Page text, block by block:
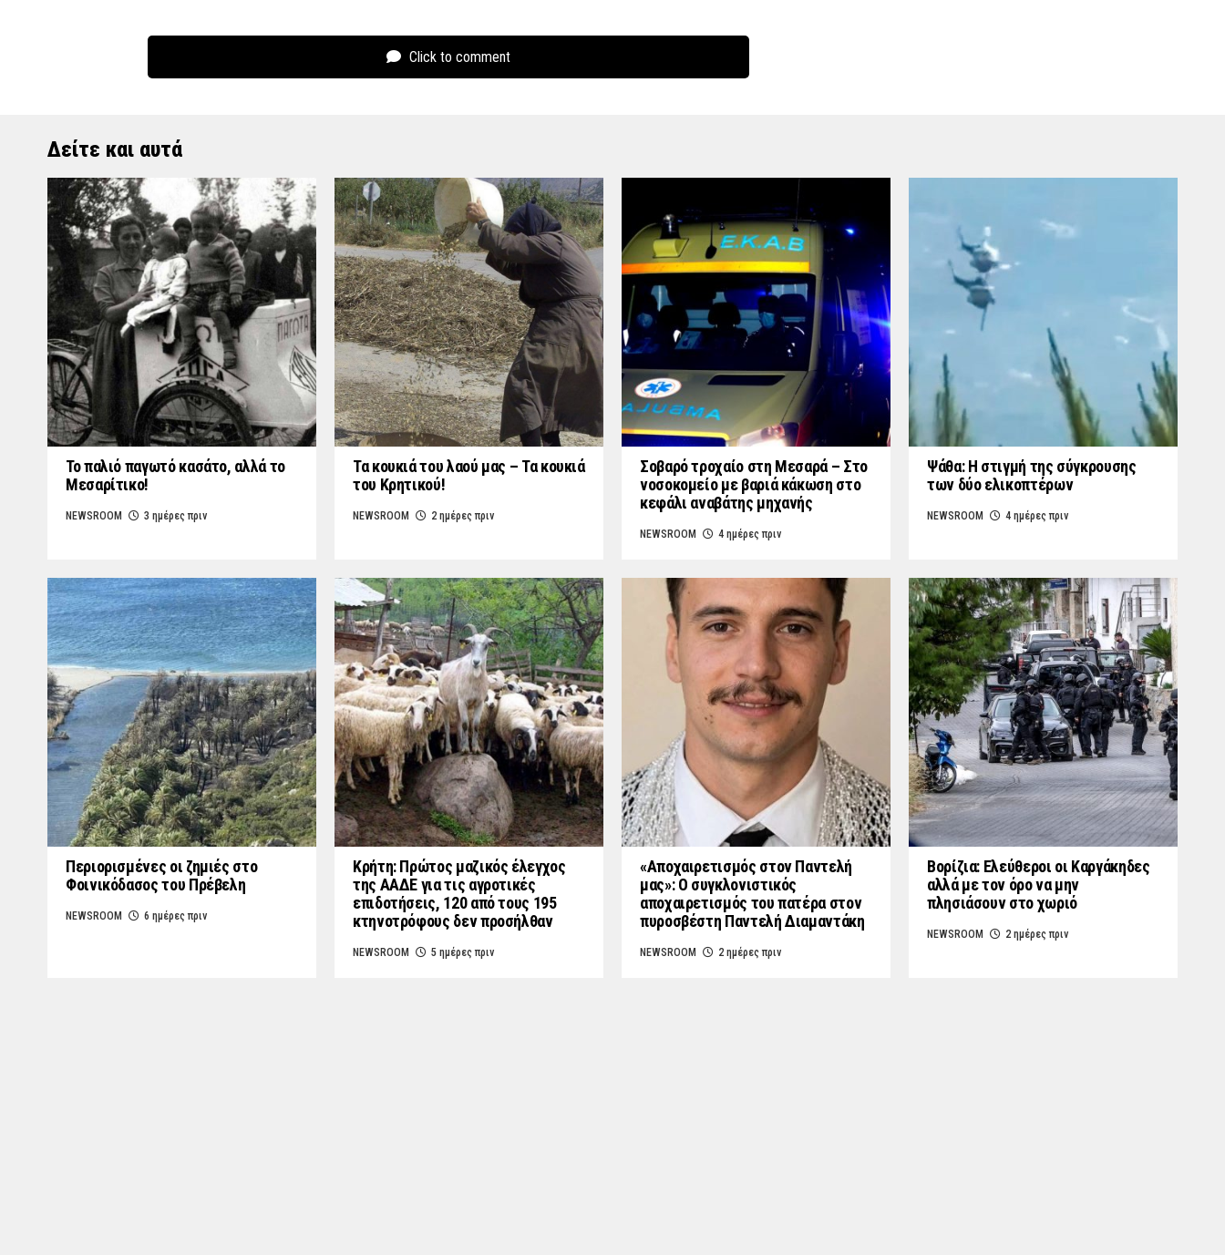
Click to comment
Δείτε και αυτά
Το παλιό παγωτό κασάτο, αλλά το
Μεσαρίτικο!
NEWSROOM 3 ημέρες πριν
Τα κουκιά του λαού μας – Τα κουκιά
του Κρητικού!
NEWSROOM 2 ημέρες πριν
Σοβαρό τροχαίο στη Μεσαρά – Στο
νοσοκομείο με βαριά κάκωση στο
κεφάλι αναβάτης μηχανής
NEWSROOM 4 ημέρες πριν
Ψάθα: Η στιγμή της σύγκρουσης
των δύο ελικοπτέρων
NEWSROOM 4 ημέρες πριν
Περιορισμένες οι ζημιές στο
Φοινικόδασος του Πρέβελη
NEWSROOM 6 ημέρες πριν
Κρήτη: Πρώτος μαζικός έλεγχος
της ΑΑΔΕ για τις αγροτικές
επιδοτήσεις, 120 από τους 195
κτηνοτρόφους δεν προσήλθαν
NEWSROOM 5 ημέρες πριν
«Aποχαιρετισμός στον Παντελή
μας»: Ο συγκλονιστικός
αποχαιρετισμός του πατέρα στον
πυροσβέστη Παντελή Διαμαντάκη
NEWSROOM 2 ημέρες πριν
Βορίζια: Ελεύθεροι οι Καργάκηδες
αλλά με τον όρο να μην
πλησιάσουν στο χωριό
NEWSROOM 2 ημέρες πριν